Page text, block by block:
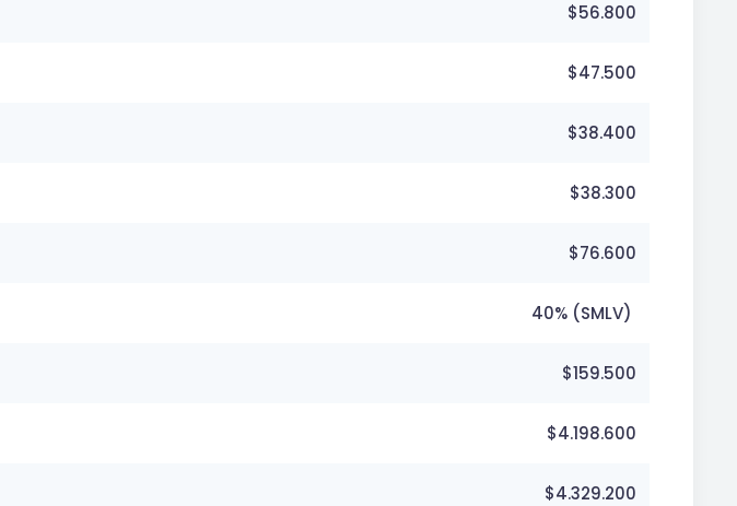
$56.800
$47.500
$38.400
$38.300
$76.600
40% (SMLV)
$159.500
$4.198.600
$4.329.200